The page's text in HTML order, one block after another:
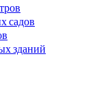
садов
зданий